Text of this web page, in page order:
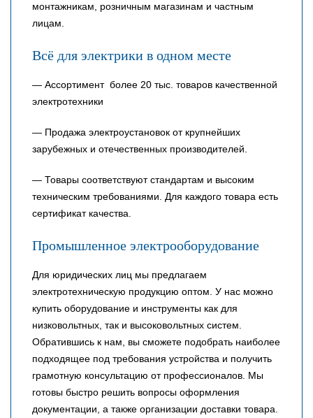
монтажникам, розничным магазинам и частным
лицам.
Всё для электрики в одном месте
— Ассортимент более 20 тыс. товаров качественной
электротехники
— Продажа электроустановок от крупнейших
зарубежных и отечественных производителей.
— Товары соответствуют стандартам и высоким
техническим требованиями. Для каждого товара есть
сертификат качества.
Промышленное электрооборудование
Для юридических лиц мы предлагаем
электротехническую продукцию оптом. У нас можно
купить оборудование и инструменты как для
низковольтных, так и высоковольтных систем.
Обратившись к нам, вы сможете подобрать наиболее
подходящее под требования устройства и получить
грамотную консультацию от профессионалов. Мы
готовы быстро решить вопросы оформления
документации, а также организации доставки товара.